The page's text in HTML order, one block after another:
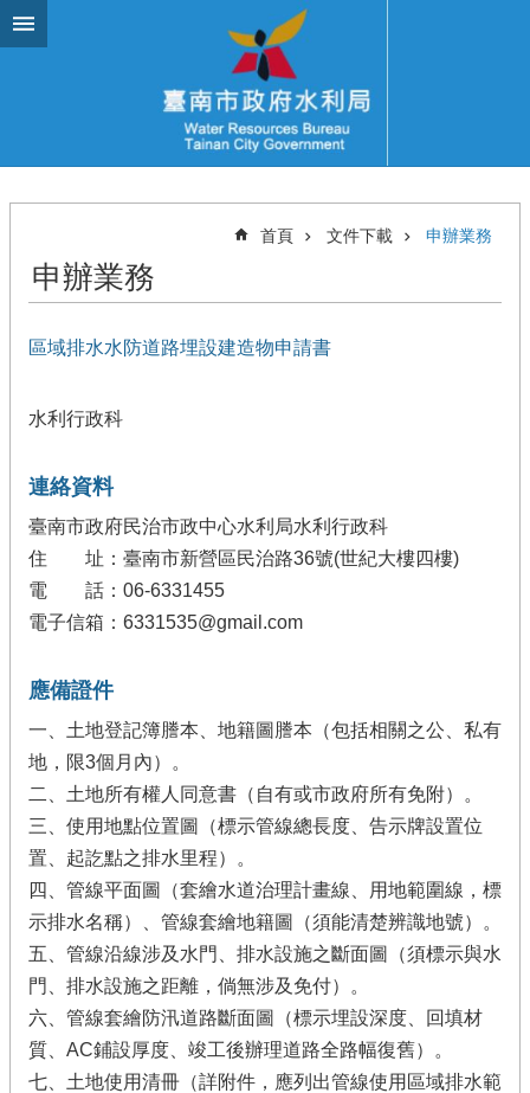
跳到主要內容區塊
首頁 文件下載 申辦業務
申辦業務
區域排水水防道路埋設建造物申請書
水利行政科
連絡資料
臺南市政府民治市政中心水利局水利行政科
住 址：臺南市新營區民治路36號(世紀大樓四樓)
電 話：06-6331455
電子信箱：6331535@gmail.com
應備證件
一、土地登記簿謄本、地籍圖謄本（包括相關之公、私有
地，限3個月內）。
二、土地所有權人同意書（自有或市政府所有免附）。
三、使用地點位置圖（標示管線總長度、告示牌設置位
置、起訖點之排水里程）。
四、管線平面圖（套繪水道治理計畫線、用地範圍線，標
示排水名稱）、管線套繪地籍圖（須能清楚辨識地號）。
五、管線沿線涉及水門、排水設施之斷面圖（須標示與水
門、排水設施之距離，倘無涉及免付）。
六、管線套繪防汛道路斷面圖（標示埋設深度、回填材
質、AC鋪設厚度、竣工後辦理道路全路幅復舊）。
七、土地使用清冊（詳附件，應列出管線使用區域排水範